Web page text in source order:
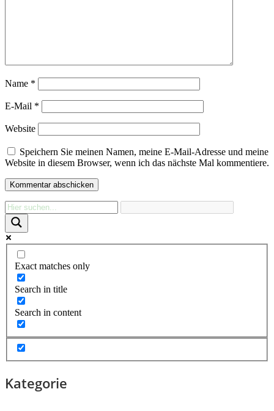
Name *
E-Mail *
Website
Speichern Sie meinen Namen, meine E-Mail-Adresse und meine
Website in diesem Browser, wenn ich das nächste Mal kommentiere.
Exact matches only
Search in title
Search in content
Kategorie